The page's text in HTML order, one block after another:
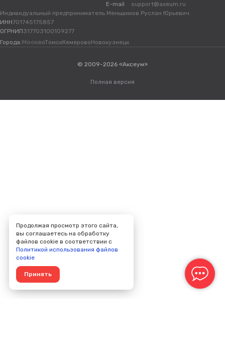
E-mail
support@axeum.ru
Индивидуальный предприниматель Меньшиков Руслан Юрьевич
ИНН701745175857
ОГРНИП317703100109277
Города: МоскваТомскКемеровоНовокузнецк
© 2009-2026 «Аксеум»
Полная версия
Продолжая просмотр этого сайта,
вы соглашаетесь на обработку
файлов cookie в соответствии с
Политикой использования файлов
cookie
Принять